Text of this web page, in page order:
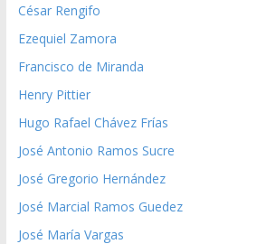
César Rengifo
Ezequiel Zamora
Francisco de Miranda
Henry Pittier
Hugo Rafael Chávez Frías
José Antonio Ramos Sucre
José Gregorio Hernández
José Marcial Ramos Guedez
José María Vargas